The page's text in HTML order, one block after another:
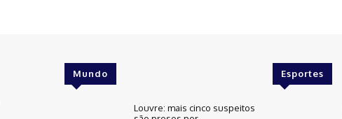
Mundo
Louvre: mais cinco suspeitos
Esportes